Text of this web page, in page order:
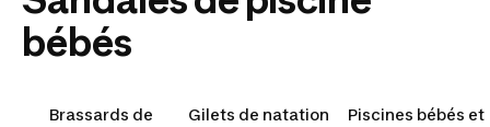
bébés
Brassards de
Gilets de natation
Piscines bébés et